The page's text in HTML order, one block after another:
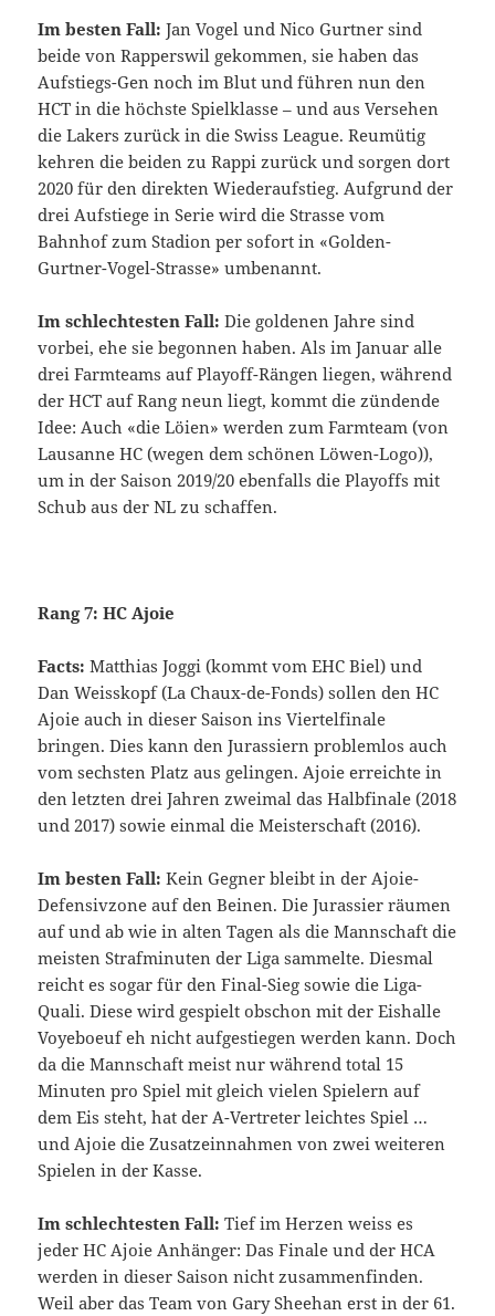
Im besten Fall: Jan Vogel und Nico Gurtner sind
beide von Rapperswil gekommen, sie haben das
Aufstiegs-Gen noch im Blut und führen nun den
HCT in die höchste Spielklasse – und aus Versehen
die Lakers zurück in die Swiss League. Reumütig
kehren die beiden zu Rappi zurück und sorgen dort
2020 für den direkten Wiederaufstieg. Aufgrund der
drei Aufstiege in Serie wird die Strasse vom
Bahnhof zum Stadion per sofort in «Golden-
Gurtner-Vogel-Strasse» umbenannt.
Im schlechtesten Fall: Die goldenen Jahre sind
vorbei, ehe sie begonnen haben. Als im Januar alle
drei Farmteams auf Playoff-Rängen liegen, während
der HCT auf Rang neun liegt, kommt die zündende
Idee: Auch «die Löien» werden zum Farmteam (von
Lausanne HC (wegen dem schönen Löwen-Logo)),
um in der Saison 2019/20 ebenfalls die Playoffs mit
Schub aus der NL zu schaffen.
Rang 7: HC Ajoie
Facts: Matthias Joggi (kommt vom EHC Biel) und
Dan Weisskopf (La Chaux-de-Fonds) sollen den HC
Ajoie auch in dieser Saison ins Viertelfinale
bringen. Dies kann den Jurassiern problemlos auch
vom sechsten Platz aus gelingen. Ajoie erreichte in
den letzten drei Jahren zweimal das Halbfinale (2018
und 2017) sowie einmal die Meisterschaft (2016).
Im besten Fall: Kein Gegner bleibt in der Ajoie-
Defensivzone auf den Beinen. Die Jurassier räumen
auf und ab wie in alten Tagen als die Mannschaft die
meisten Strafminuten der Liga sammelte. Diesmal
reicht es sogar für den Final-Sieg sowie die Liga-
Quali. Diese wird gespielt obschon mit der Eishalle
Voyeboeuf eh nicht aufgestiegen werden kann. Doch
da die Mannschaft meist nur während total 15
Minuten pro Spiel mit gleich vielen Spielern auf
dem Eis steht, hat der A-Vertreter leichtes Spiel …
und Ajoie die Zusatzeinnahmen von zwei weiteren
Spielen in der Kasse.
Im schlechtesten Fall: Tief im Herzen weiss es
jeder HC Ajoie Anhänger: Das Finale und der HCA
werden in dieser Saison nicht zusammenfinden.
Weil aber das Team von Gary Sheehan erst in der 61.